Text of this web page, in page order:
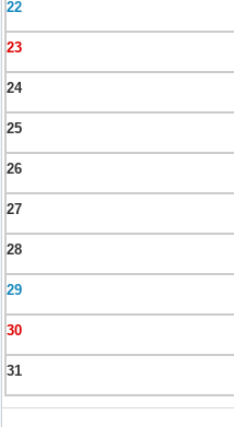
22
23
24
25
26
27
28
29
30
31